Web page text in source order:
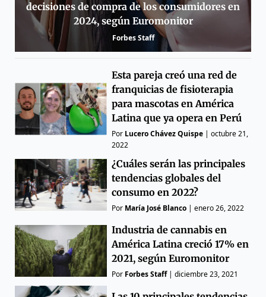
decisiones de compra de los consumidores en
2024, según Euromonitor
Forbes Staff
Esta pareja creó una red de
franquicias de fisioterapia
para mascotas en América
Latina que ya opera en Perú
Por Lucero Chávez Quispe |octubre 21,
2022
¿Cuáles serán las principales
tendencias globales del
consumo en 2022?
Por María José Blanco |enero 26, 2022
Industria de cannabis en
América Latina creció 17% en
2021, según Euromonitor
Por Forbes Staff|diciembre 23, 2021